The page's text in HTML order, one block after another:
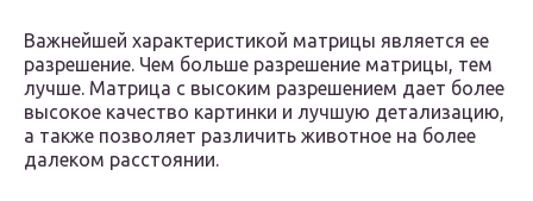
Важнейшей характеристикой матрицы является ее
разрешение. Чем больше разрешение матрицы, тем
лучше. Матрица с высоким разрешением дает более
высокое качество картинки и лучшую детализацию,
а также позволяет различить животное на более
далеком расстоянии.